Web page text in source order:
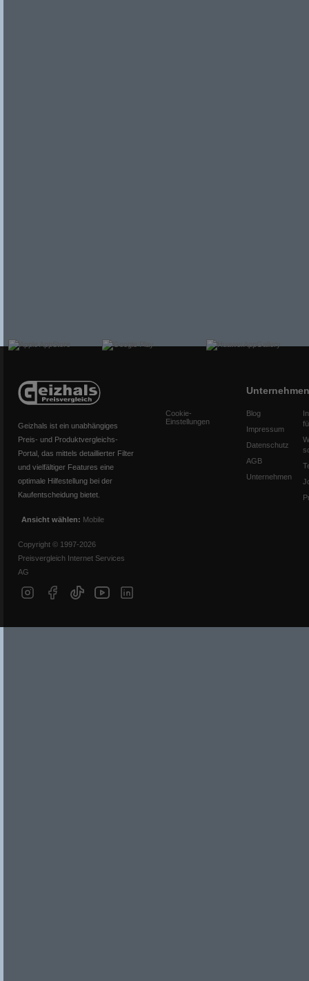
Geizhals ist ein unabhängiges
Preis- und Produktvergleichs-
Portal, das mittels detaillierter Filter
und vielfältiger Features eine
optimale Hilfestellung bei der
Kaufentscheidung bietet.
Ansicht wählen: Mobile
Copyright © 1997-2026
Preisvergleich Internet Services
AG
Cookie-
Einstellungen
Unternehmen
Blog
Impressum
Datenschutz
AGB
Unternehmen